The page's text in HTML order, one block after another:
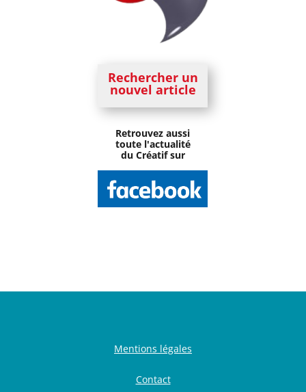
Rechercher un
nouvel article
Retrouvez aussi
toute l'actualité
du Créatif sur
Mentions légales
Contact